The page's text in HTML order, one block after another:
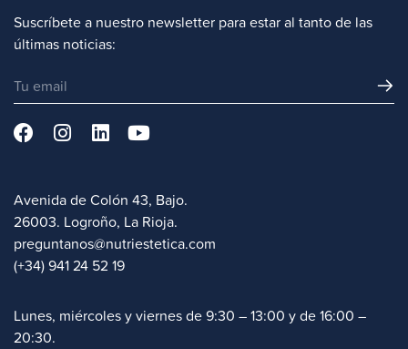
Suscríbete a nuestro newsletter para estar al tanto de las
últimas noticias:
Avenida de Colón 43, Bajo.
26003. Logroño, La Rioja.
preguntanos@nutriestetica.com
(+34) 941 24 52 19
Lunes, miércoles y viernes de 9:30 – 13:00 y de 16:00 –
20:30.